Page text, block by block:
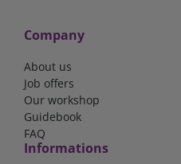
Company
About us
Job offers
Our workshop
Guidebook
FAQ
Informations